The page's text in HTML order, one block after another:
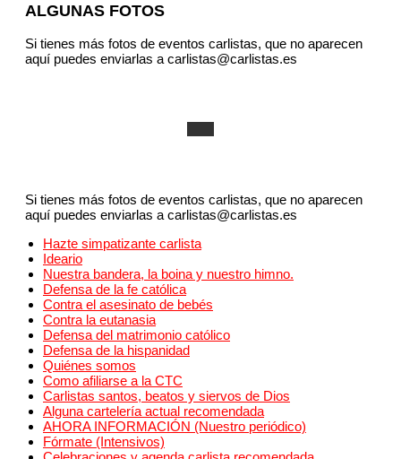
ALGUNAS FOTOS
Si tienes más fotos de eventos carlistas, que no aparecen
aquí puedes enviarlas a carlistas@carlistas.es
Si tienes más fotos de eventos carlistas, que no aparecen
aquí puedes enviarlas a carlistas@carlistas.es
Hazte simpatizante carlista
Ideario
Nuestra bandera, la boina y nuestro himno.
Defensa de la fe católica
Contra el asesinato de bebés
Contra la eutanasia
Defensa del matrimonio católico
Defensa de la hispanidad
Quiénes somos
Como afiliarse a la CTC
Carlistas santos, beatos y siervos de Dios
Alguna cartelería actual recomendada
AHORA INFORMACIÓN (Nuestro periódico)
Fórmate (Intensivos)